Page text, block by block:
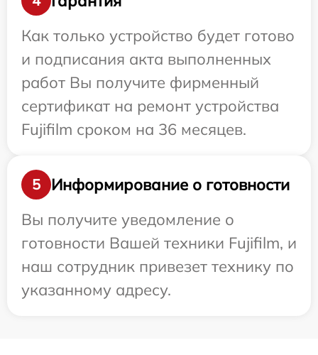
Как только устройство будет готово
и подписания акта выполненных
работ Вы получите фирменный
сертификат на ремонт устройства
Fujifilm сроком на 36 месяцев.
5
Информирование о готовности
Вы получите уведомление о
готовности Вашей техники Fujifilm, и
наш сотрудник привезет технику по
указанному адресу.